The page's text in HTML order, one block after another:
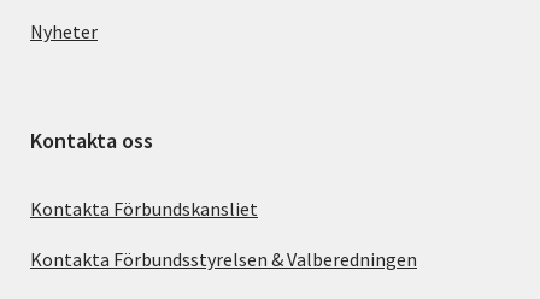
Nyheter
Kontakta oss
Kontakta Förbundskansliet
Kontakta Förbundsstyrelsen & Valberedningen